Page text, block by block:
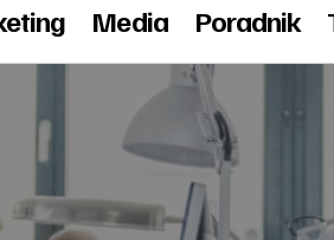
Media Poradnik
Kampania public relations dla